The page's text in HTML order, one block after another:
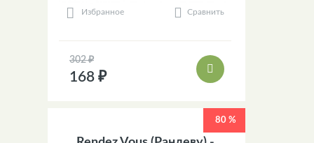
Избранное Сравнить
302 ₽
168 ₽
80 %